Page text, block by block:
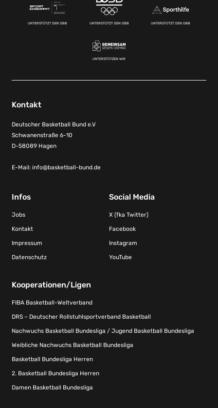
UNTERSTÜTZT DEN DBB UNTERSTÜTZT DEN DBB UNTERSTÜTZT DEN DBB
UNTERSTÜTZEN WIR
Kontakt
Deutscher Basketball Bund e.V
Schwanenstraße 6-10
D-58089 Hagen
E-Mail: info@basketball-bund.de
Infos
Jobs
Kontakt
Impressum
Datenschutz
Social Media
X (fka Twitter)
Facebook
Instagram
YouTube
Kooperationen/Ligen
FIBA Basketball-Weltverband
DRS – Deutscher Rollstuhlsportverband Basketball
Nachwuchs Basketball Bundesliga / Jugend Basketball Bundesliga
Weibliche Nachwuchs Basketball Bundesliga
Basketball Bundesliga Herren
2. Basketball Bundesliga Herren
Damen Basketball Bundesliga